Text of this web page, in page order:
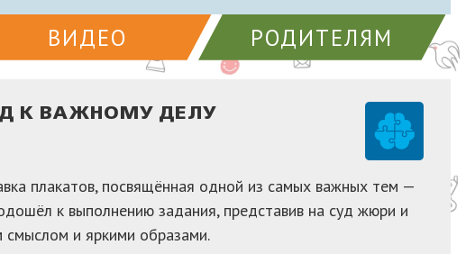
ВИДЕО РОДИТЕЛЯМ
К ВАЖНОМУ ДЕЛУ
плакатов, посвящённая одной из самых важных тем —
к выполнению задания, представив на суд жюри и
смыслом и яркими образами.